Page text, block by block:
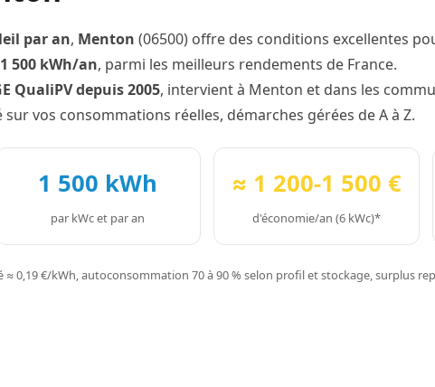
par an, Menton (06500) offre des conditions excellentes
1 500 kWh/an, parmi les meilleurs rendements de France.
QualiPV depuis 2005, intervient à Menton et dans les
vos consommations réelles, démarches gérées de A à Z.
1 500 kWh
par kWc et par an
≈ 1 200-1 500 €
d'économie/an (6 kWc)*
0,19 €/kWh, autoconsommation 70 à 90 % selon profil et stockage, surplus